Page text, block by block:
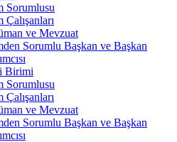
Sorumlusu
Çalışanları
ve Mevzuat
Sorumlu Başkan ve Başkan
Birimi
Sorumlusu
Çalışanları
ve Mevzuat
Sorumlu Başkan ve Başkan